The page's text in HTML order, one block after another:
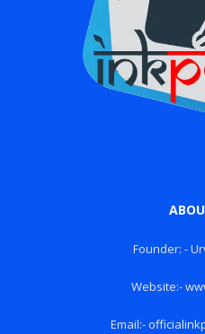
Founder: -
Website:-
Email:-